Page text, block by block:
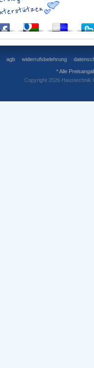
agb widerrufsbelehrung
* Alle
Copyright 2026 Haustechnik